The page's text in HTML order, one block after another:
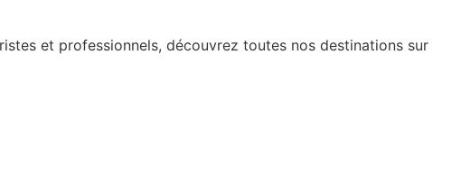
et professionnels, découvrez toutes nos destinations sur